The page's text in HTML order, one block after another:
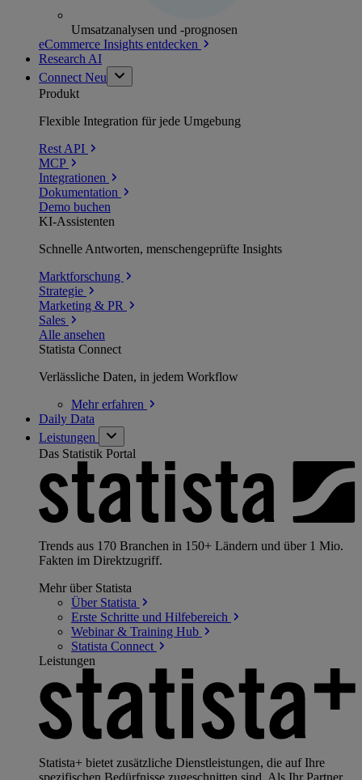
Umsatzanalysen und -prognosen
eCommerce Insights entdecken
Research AI
Connect Neu
Produkt
Flexible Integration für jede Umgebung
Rest API
MCP
Integrationen
Dokumentation
Demo buchen
KI-Assistenten
Schnelle Antworten, menschengeprüfte Insights
Marktforschung
Strategie
Marketing & PR
Sales
Alle ansehen
Statista Connect
Verlässliche Daten, in jedem Workflow
Mehrerfahren
Daily Data
Leistungen
Das Statistik Portal
Trends aus 170 Branchen in 150+ Ländern und über 1 Mio.
Fakten im Direktzugriff.
Mehr über Statista
Über Statista
Erste Schritte und Hilfebereich
Webinar & Training Hub
Statista Connect
Leistungen
Statista+ bietet zusätzliche Dienstleistungen, die auf Ihre
spezifischen Bedürfnisse zugeschnitten sind. Als Ihr Partner